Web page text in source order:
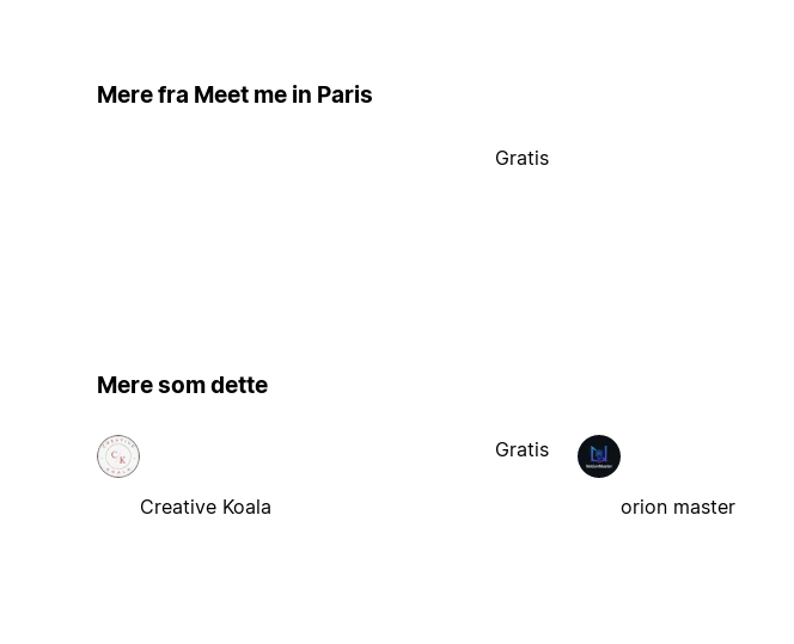
Mere fra Meet me in Paris
Gratis
Mere som dette
Creative Koala
Gratis
orion master